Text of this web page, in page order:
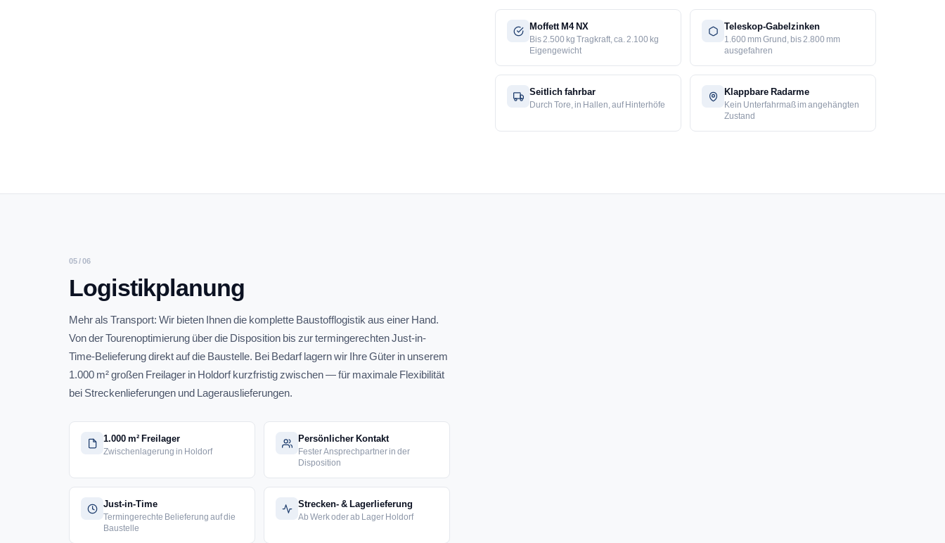
Moffett M4 NX
Bis 2.500 kg Tragkraft, ca. 2.100 kg
Eigengewicht
Teleskop-Gabelzinken
1.600 mm Grund, bis 2.800 mm
ausgefahren
Seitlich fahrbar
Durch Tore, in Hallen, auf Hinterhöfe
Klappbare Radarme
Kein Unterfahrmaß im angehängten
Zustand
05 / 06
Logistikplanung
Mehr als Transport: Wir bieten Ihnen die komplette Baustofflogistik aus einer Hand.
Von der Tourenoptimierung über die Disposition bis zur termingerechten Just-in-
Time-Belieferung direkt auf die Baustelle. Bei Bedarf lagern wir Ihre Güter in unserem
1.000 m² großen Freilager in Holdorf kurzfristig zwischen — für maximale Flexibilität
bei Streckenlieferungen und Lagerauslieferungen.
1.000 m² Freilager
Zwischenlagerung in Holdorf
Persönlicher Kontakt
Fester Ansprechpartner in der
Disposition
Just-in-Time
Termingerechte Belieferung auf die
Baustelle
Strecken- & Lagerlieferung
Ab Werk oder ab Lager Holdorf